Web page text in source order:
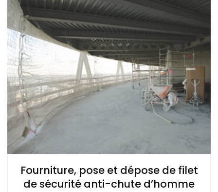
Fourniture, pose et dépose de filet
de sécurité anti-chute d’homme